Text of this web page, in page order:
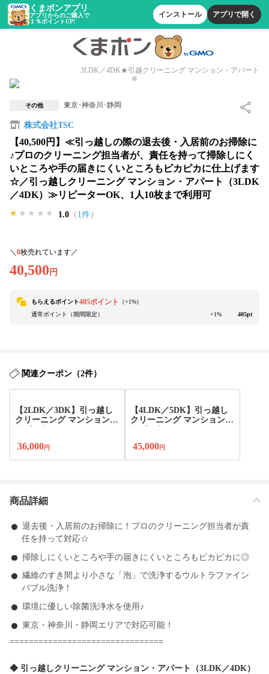
くまポンアプリ
アプリからのご購入で
１％ポイントUP!
インストール アプリで開く
3LDK／4DK★引越クリーニング マンション・アパート
その他 東京･神奈川･静岡
株式会社TSC
【40,500円】≪引っ越しの際の退去後・入居前のお掃除に
♪プロのクリーニング担当者が、責任を持って掃除しにく
いところや手の届きにくいところもピカピカに仕上げます
☆／引っ越しクリーニング マンション・アパート（3LDK
／4DK）≫リピーターOK、1人10枚まで利用可
★★★★★
★★★★★
★★★★★ 1.0 （ 1件）
＼ 0枚売れています／
40,500 円
もらえるポイント405ポイント （+1%）
通常ポイント（期間限定）
+1% 405pt
関連クーポン（2件）
【2LDK／3DK】引っ越し
クリーニング マンション・
36,000円
【4LDK／5DK】引っ越し
クリーニング マンション・
45,000円
商品詳細
退去後・入居前のお掃除に！プロのクリーニング担当者が責
任を持って対応☆
掃除しにくいところや手の届きにくいところもピカピカに◎
繊維のすき間より小さな「泡」で洗浄するウルトラファイン
バブル洗浄！
環境に優しい除菌洗浄水を使用♪
東京・神奈川・静岡エリアで対応可能！
================================
◆ 引っ越しクリーニング マンション・アパート（3LDK／4DK）